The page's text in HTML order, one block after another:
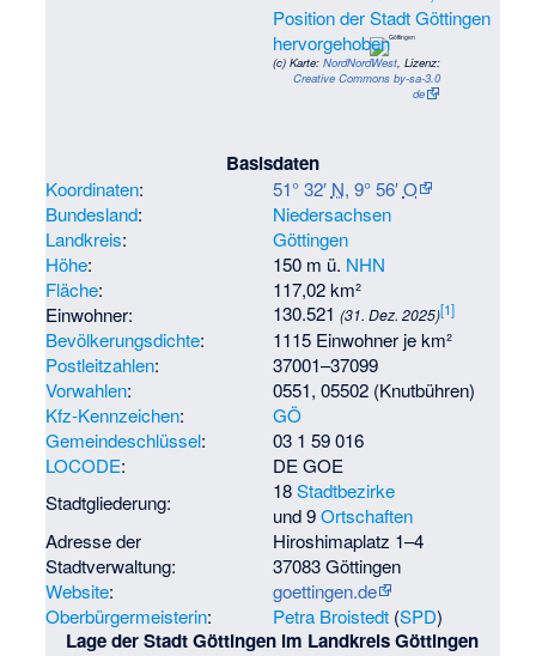
(c) Karte: NordNordWest, Lizenz:
Creative Commons by-sa-3.0
de
Basisdaten
Koordinaten: 51° 32′ N, 9° 56′O
Bundesland:
Niedersachsen
Landkreis:
Göttingen
Höhe: 150 m ü. NHN
Fläche:
117,02 km²
Einwohner:
130.521 (31. Dez. 2025)[1]
Bevölkerungsdichte:
1115 Einwohner je km²
Postleitzahlen:
37001–37099
Vorwahlen:
0551, 05502 (Knutbühren)
Kfz-Kennzeichen:
GÖ
Gemeindeschlüssel:
03 1 59 016
LOCODE:
DE GOE
Stadtgliederung:
18Stadtbezirke
und 9Ortschaften
Adresse der
Stadtverwaltung:
Hiroshimaplatz 1–4
37083 Göttingen
Website:
goettingen.de
Oberbürgermeisterin: Petra Broistedt(SPD)
Lage der Stadt Göttingen im Landkreis Göttingen